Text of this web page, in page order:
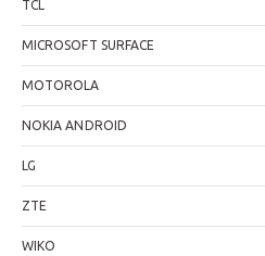
TCL
MICROSOFT SURFACE
MOTOROLA
NOKIA ANDROID
LG
ZTE
WIKO